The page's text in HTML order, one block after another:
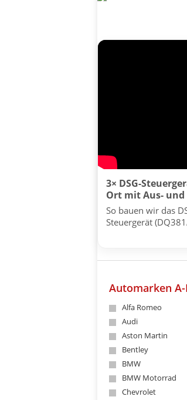
3× DSG-
Ort mit Aus- und
So bauen wir das
Steuergerät
ein.
Automarken A-
Alfa Romeo
Audi
Aston Martin
Bentley
BMW
BMW Motorrad
Chevrolet